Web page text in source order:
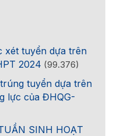
xét tuyển dựa trên
2024 (99.376)
tuyển dựa trên
lực của ĐHQG-
SINH HOẠT